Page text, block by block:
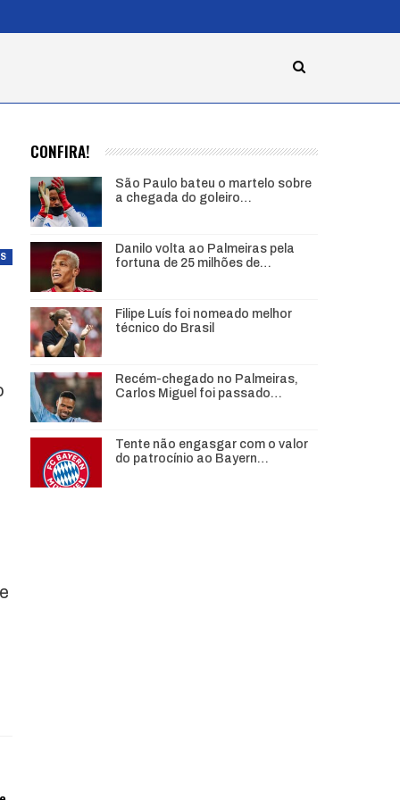
CONFIRA!
São Paulo bateu o martelo sobre
a chegada do goleiro…
Danilo volta ao Palmeiras pela
fortuna de 25 milhões de…
Filipe Luís foi nomeado melhor
técnico do Brasil
Recém-chegado no Palmeiras,
Carlos Miguel foi passado…
Tente não engasgar com o valor
do patrocínio ao Bayern…